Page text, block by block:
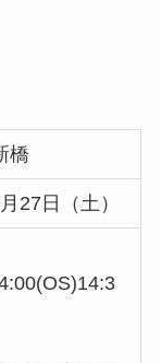
橋
27日（土）